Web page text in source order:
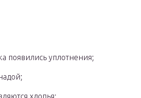
появились уплотнения;
хлопья;